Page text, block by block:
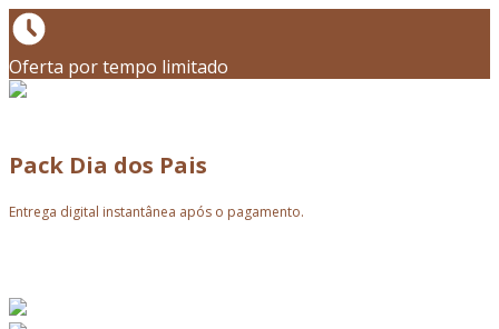
Oferta por tempo limitado
Pack Dia dos Pais
Entrega digital instantânea após o pagamento.